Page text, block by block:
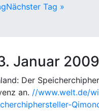
Nächster Tag »
Januar 2009
Der
an. //www.welt.de/